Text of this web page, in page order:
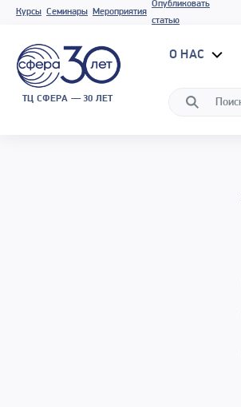
Курсы Семинары Мероприятия
Опубликовать
статью
ТЦ СФЕРА — 30 ЛЕТ
О НАС